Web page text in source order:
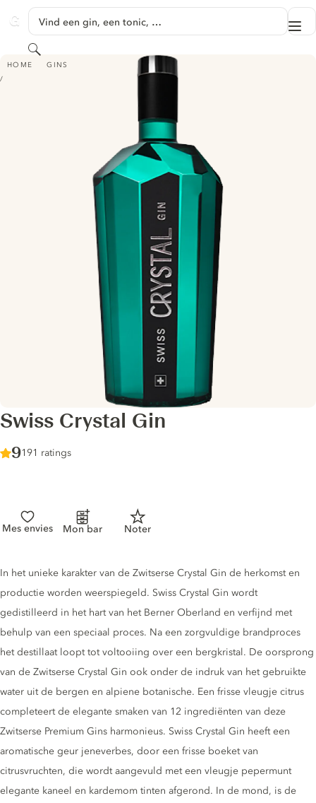
GINVENTORY
Vind een gin, een tonic, …
Zoeken
HOME GINS
SWISS CRYSTAL GIN
Swiss Crystal Gin
Score :
9/ 10
191 ratings
Mes envies Mon bar Noter
Gin description
In het unieke karakter van de Zwitserse Crystal Gin de herkomst en
productie worden weerspiegeld. Swiss Crystal Gin wordt
gedistilleerd in het hart van het Berner Oberland en verfijnd met
behulp van een speciaal proces. Na een zorgvuldige brandproces
het destillaat loopt tot voltooiing over een bergkristal. De oorsprong
van de Zwitserse Crystal Gin ook onder de indruk van het gebruikte
water uit de bergen en alpiene botanische. Een frisse vleugje citrus
completeert de elegante smaken van 12 ingrediënten van deze
Zwitserse Premium Gins harmonieus. Swiss Crystal Gin heeft een
aromatische geur jeneverbes, door een frisse boeket van
citrusvruchten, die wordt aangevuld met een vleugje pepermunt
elegante kaneel en kardemom tinten afgerond. In de mond, is de